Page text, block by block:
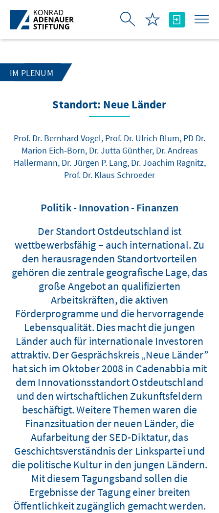
跳转到主内容
IM PLENUM
Standort: Neue Länder
Prof. Dr. Bernhard Vogel, Prof. Dr. Ulrich Blum, PD Dr.
Marion Eich-Born, Dr. Jutta Günther, Dr. Andreas
Hallermann, Dr. Jürgen P. Lang, Dr. Joachim Ragnitz,
Prof. Dr. Klaus Schroeder
Politik - Innovation - Finanzen
Der Standort Ostdeutschland ist
wettbewerbsfähig – auch international. Zu
den herausragenden Standortvorteilen
gehören die zentrale geografische Lage, das
große Angebot an qualifizierten
Arbeitskräften, die aktiven
Förderprogramme und die hervorragende
Lebensqualität. Dies macht die jungen
Länder auch für internationale Investoren
attraktiv. Der Gesprächskreis „Neue Länder”
hat sich im Oktober 2008 in Cadenabbia mit
dem Innovationsstandort Ostdeutschland
und den wirtschaftlichen Zukunftsfeldern
beschäftigt. Weitere Themen waren die
Finanzsituation der neuen Länder, die
Aufarbeitung der SED-Diktatur, das
Geschichtsverständnis der Linkspartei und
die politische Kultur in den jungen Ländern.
Mit diesem Tagungsband sollen die
Ergebnisse der Tagung einer breiten
Öffentlichkeit zugänglich gemacht werden.